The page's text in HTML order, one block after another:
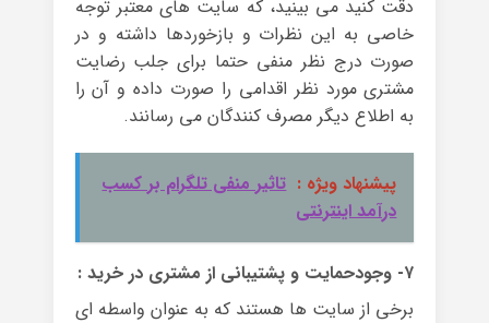
دقت کنید می بینید، که سایت های معتبر توجه
خاصی به این نظرات و بازخوردها داشته و در
صورت درج نظر منفی حتما برای جلب رضایت
مشتری مورد نظر اقدامی را صورت داده و آن را
به اطلاع دیگر مصرف کنندگان می رسانند.
پیشنهاد ویژه : تاثیر منفی تلگرام بر کسب
درآمد اینترنتی
۷- وجودحمایت و پشتیبانی از مشتری در خرید :
برخی از سایت ها هستند که به عنوان واسطه ای